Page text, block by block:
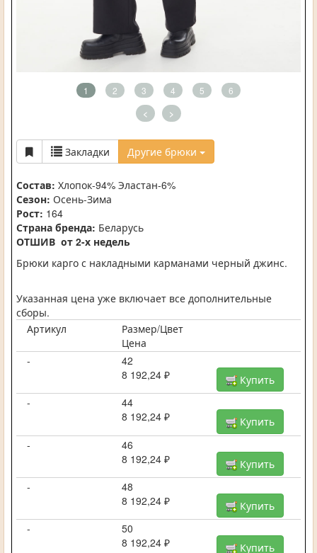
1 2 3 4 5 6
< >
Закладки Другие брюки
Состав: Хлопок-94% Эластан-6%
Сезон: Осень-Зима
Рост: 164
Страна бренда: Беларусь
ОТШИВ от 2-х недель
Брюки карго с накладными карманами черный джинс.
Указанная цена уже включает все дополнительные
сборы.
Артикул
Размер/Цвет
Цена
-
42
8 192,24 ₽
Купить
-
44
8 192,24 ₽
Купить
-
46
8 192,24 ₽
Купить
-
48
8 192,24 ₽
Купить
-
50
8 192,24 ₽
Купить